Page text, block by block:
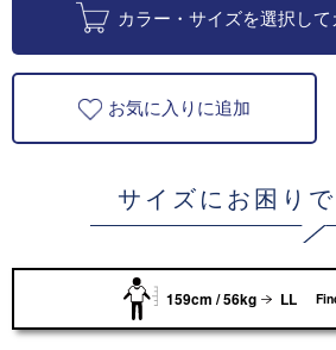
カラー・サイズを選択し
お気に入りに追加
サイズにお困りで
159cm / 56kg LL